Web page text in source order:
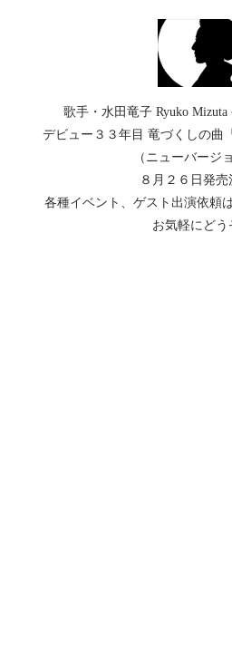
歌手・水田竜子 Ryuko
デビュー３３年目 竜づくしの曲
（ニューバージ
８月２６日発売
各種イベント、ゲスト出演依頼
お気軽にどう